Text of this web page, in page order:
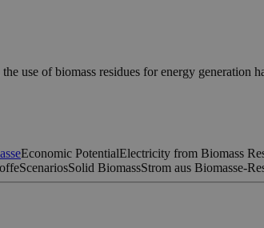
use of biomass residues for energy generation
Economic PotentialElectricity from Biomass
ScenariosSolid BiomassStrom aus Biomasse-